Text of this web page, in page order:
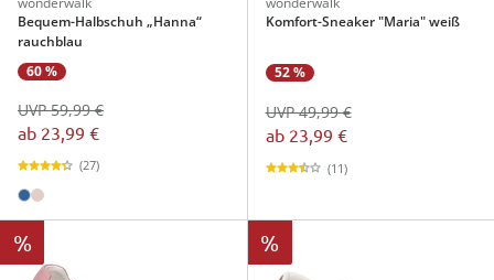
Bequem-Halbschuh „Hanna“
rauchblau
60 %
ab 23,99 €
UVP 59,99 €
(27)
Komfort-Sneaker "Maria" weiß
52 %
ab 23,99 €
UVP 49,99 €
(11)
% %